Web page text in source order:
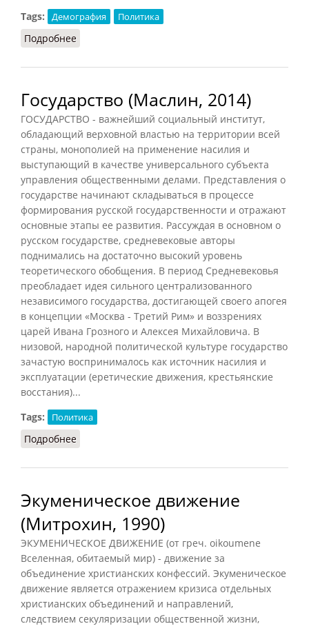
Tags: Демография Политика
Подробнее
Государство (Маслин, 2014)
ГОСУДАРСТВО - важнейший социальный институт,
обладающий верховной властью на территории всей
страны, монополией на применение насилия и
выступающий в качестве универсального субъекта
управления общественными делами. Представления о
государстве начинают складываться в процессе
формирования русской государственности и отражают
основные этапы ее развития. Рассуждая в основном о
русском государстве, средневековые авторы
поднимались на достаточно высокий уровень
теоретического обобщения. В период Средневековья
преобладает идея сильного централизованного
независимого государства, достигающей своего апогея
в концепции «Москва - Третий Рим» и воззрениях
царей Ивана Грозного и Алексея Михайловича. В
низовой, народной политической культуре государство
зачастую воспринималось как источник насилия и
эксплуатации (еретические движения, крестьянские
восстания)...
Tags:
Политика
Подробнее
Экуменическое движение
(Митрохин, 1990)
ЭКУМЕНИЧЕСКОЕ ДВИЖЕНИЕ (от греч. oikoumene
Вселенная, обитаемый мир) - движение за
объединение христианских конфессий. Экуменическое
движение является отражением кризиса отдельных
христианских объединений и направлений,
следствием секуляризации общественной жизни,